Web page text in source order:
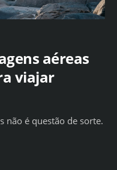
aéreas
viajar
não é questão de sorte.